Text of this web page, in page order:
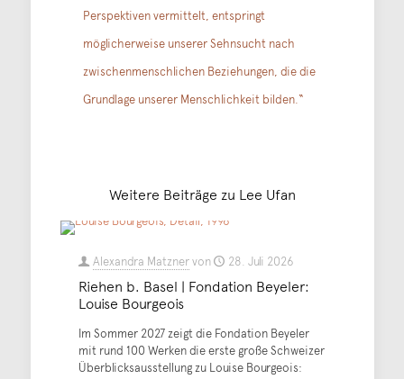
Perspektiven vermittelt, entspringt
möglicherweise unserer Sehnsucht nach
zwischenmenschlichen Beziehungen, die die
Grundlage unserer Menschlichkeit bilden.“
Weitere Beiträge zu Lee Ufan
Alexandra Matznervon 28. Juli 2026
Riehen b. Basel | Fondation Beyeler:
Louise Bourgeois
Im Sommer 2027 zeigt die Fondation Beyeler
mit rund 100 Werken die erste große Schweizer
Überblicksausstellung zu Louise Bourgeois: